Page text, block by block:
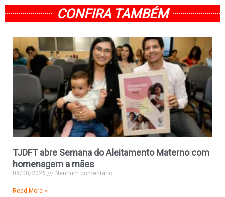
CONFIRA TAMBÉM
TJDFT abre Semana do Aleitamento Materno com
homenagem a mães
08/08/2026 Nenhum comentário
Read More »